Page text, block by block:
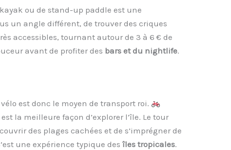
ou de stand-up paddle est une
un angle différent, de trouver des criques
accessibles, tournant autour de 3 à 6 € de
avant de profiter des bars et du nightlife.
est donc le moyen de transport roi.
la meilleure façon d’explorer l’île. Le tour
des plages cachées et de s’imprégner de
une expérience typique des îles tropicales.